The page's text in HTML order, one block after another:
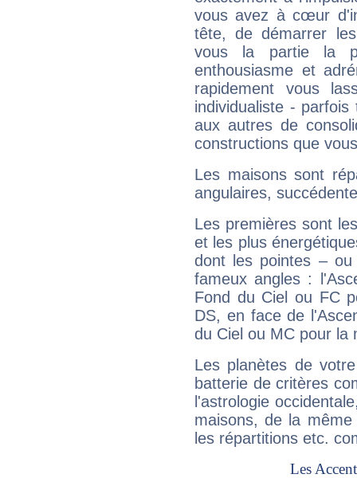
vous avez à cœur
tête, de démarrer
vous la partie la
enthousiasme et
rapidement vous
individualiste -
aux autres de
constructions que
Les maisons sont
angulaires,
Les premières sont
et les plus
dont les pointes –
fameux angles :
Fond du Ciel ou FC
DS, en face de
du Ciel ou MC pour la
Les planètes de
batterie de critères
l'astrologie
maisons, de la
les répartitions etc.